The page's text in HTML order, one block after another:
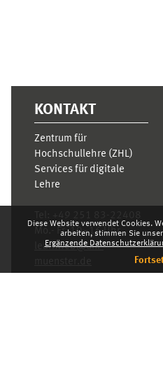
Diese Website verwendet Cookies.
arbeiten, stimmen Sie
Ergänzende
KONTAKT
Zentrum für
Hochschullehre (ZHL)
Services für digitale
Lehre
Mo.- Fr. 10–16 Uhr
learnweb@uni-